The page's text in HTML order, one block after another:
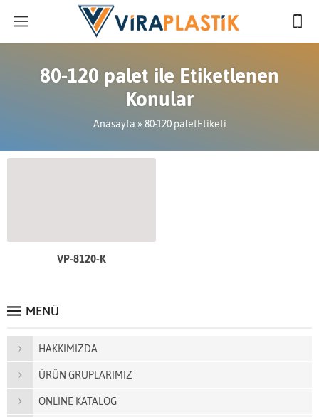
80-120 palet ile Etiketlenen
Konular
Anasayfa » 80-120 paletEtiketi
VP-8120-K
MENÜ
HAKKIMIZDA
ÜRÜN GRUPLARIMIZ
ONLİNE KATALOG